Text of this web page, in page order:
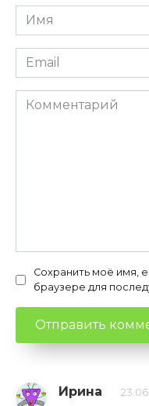
Имя
*
Email
*
Комментарий
Сохранить моё имя,
браузере для
Ирина